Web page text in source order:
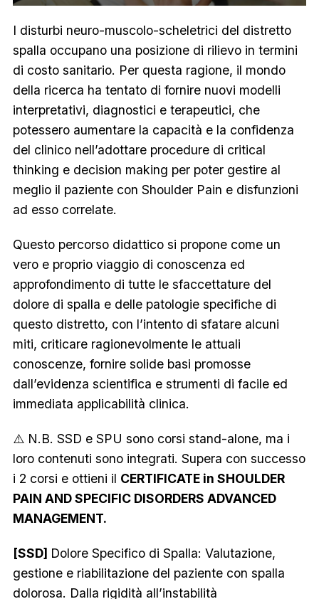
I disturbi neuro-muscolo-scheletrici del distretto
spalla occupano una posizione di rilievo in termini
di costo sanitario. Per questa ragione, il mondo
della ricerca ha tentato di fornire nuovi modelli
interpretativi, diagnostici e terapeutici, che
potessero aumentare la capacità e la confidenza
del clinico nell’adottare procedure di critical
thinking e decision making per poter gestire al
meglio il paziente con Shoulder Pain e disfunzioni
ad esso correlate.
Questo percorso didattico si propone come un
vero e proprio viaggio di conoscenza ed
approfondimento di tutte le sfaccettature del
dolore di spalla e delle patologie specifiche di
questo distretto, con l’intento di sfatare alcuni
miti, criticare ragionevolmente le attuali
conoscenze, fornire solide basi promosse
dall’evidenza scientifica e strumenti di facile ed
immediata applicabilità clinica.
⚠️ N.B. SSD e SPU sono corsi stand-alone, ma i
loro contenuti sono integrati. Supera con successo
i 2 corsi e ottieni il CERTIFICATE in SHOULDER
PAIN AND SPECIFIC DISORDERS ADVANCED
MANAGEMENT.
[SSD] Dolore Specifico di Spalla: Valutazione,
gestione e riabilitazione del paziente con spalla
dolorosa. Dalla rigidità all’instabilità